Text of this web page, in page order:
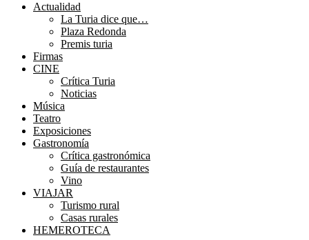
Actualidad
La Turia dice que…
Plaza Redonda
Premis turia
Firmas
CINE
Crítica Turia
Noticias
Música
Teatro
Exposiciones
Gastronomía
Crítica gastronómica
Guía de restaurantes
Vino
VIAJAR
Turismo rural
Casas rurales
HEMEROTECA